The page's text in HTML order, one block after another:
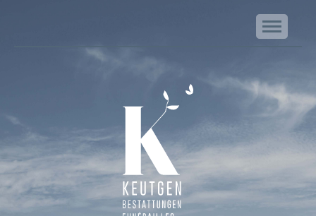
Keutgen | Bestattungen - Funérailles